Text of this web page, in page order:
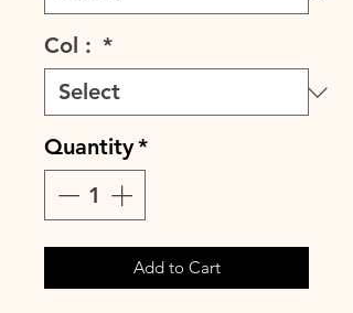
Col : *
Quantity*
Add to Cart